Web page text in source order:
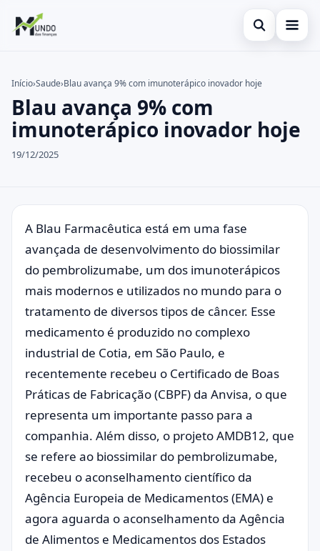
Abrir busca
Economia
Finanças
Buscar no site
Buscar por:
Pressione Enter para buscar ou ESC para fechar.
Início›Saude›Blau avança 9% com imunoterápico inovador hoje
Blau avança 9% com
imunoterápico inovador hoje
19/12/2025
A Blau Farmacêutica está em uma fase
avançada de desenvolvimento do biossimilar
do pembrolizumabe, um dos imunoterápicos
mais modernos e utilizados no mundo para o
tratamento de diversos tipos de câncer. Esse
medicamento é produzido no complexo
industrial de Cotia, em São Paulo, e
recentemente recebeu o Certificado de Boas
Práticas de Fabricação (CBPF) da Anvisa, o que
representa um importante passo para a
companhia. Além disso, o projeto AMDB12, que
se refere ao biossimilar do pembrolizumabe,
recebeu o aconselhamento científico da
Agência Europeia de Medicamentos (EMA) e
agora aguarda o aconselhamento da Agência
de Alimentos e Medicamentos dos Estados